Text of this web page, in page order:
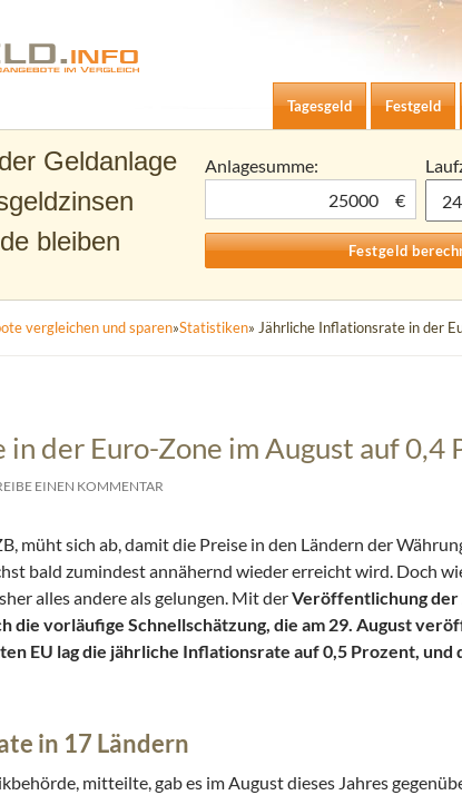
vergleichen und Tagesgeld-Zinsen berechnen
Zum Inhalt springen
Tagesgeld
Festgeld
Geldanlage
bleiben
Anlagesumme:
€
vergleichen und sparen»Statistiken» Jährliche Inflationsrate in der
der Euro-Zone im August auf 0,4
EINEN KOMMENTAR
müht sich ab, damit die Preise in den Ländern der
bald zumindest annähernd wieder erreicht wird. Doch
alles andere als gelungen. Mit derVeröffentlichung der
die vorläufige Schnellschätzung, die am 29. August
EU lag die jährliche Inflationsrate auf 0,5 Prozent,
in 17 Ländern
mitteilte, gab es im August dieses Jahres